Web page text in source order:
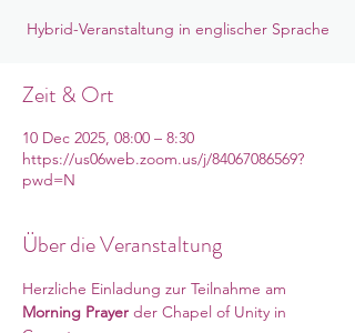
Hybrid-Veranstaltung in englischer Sprache
Zeit & Ort
10 Dec 2025, 08:00 – 8:30
https://us06web.zoom.us/j/84067086569?
pwd=N
Über die Veranstaltung
Herzliche Einladung zur Teilnahme am
Morning Prayer der Chapel of Unity in